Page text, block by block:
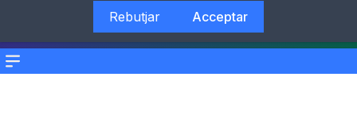
Menu
Rebutjar
Acceptar